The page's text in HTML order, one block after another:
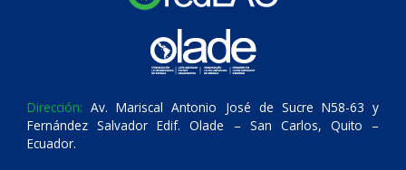
Dirección: Av. Mariscal Antonio José de Sucre N58-63 y
Fernández Salvador Edif. Olade – San Carlos, Quito –
Ecuador.